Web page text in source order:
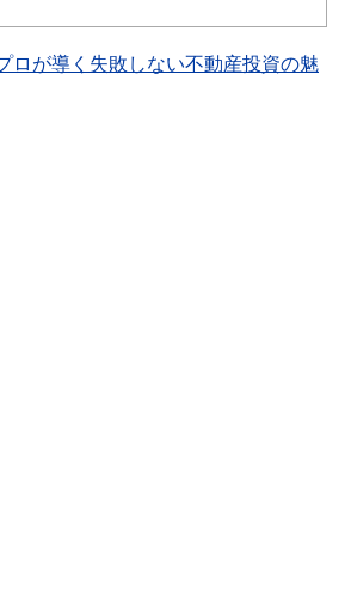
の有資格者を執筆者・監修者として迎え、むず
れる年金や税金、相続、保険、ローンなどの話
ロが導く失敗しない不動産投資の魅